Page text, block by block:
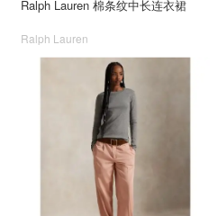
Ralph Lauren 棉条纹中长连衣裙
Ralph Lauren